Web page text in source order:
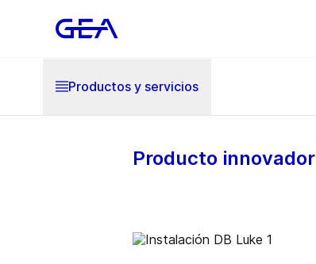
Productos y servicios
Producto